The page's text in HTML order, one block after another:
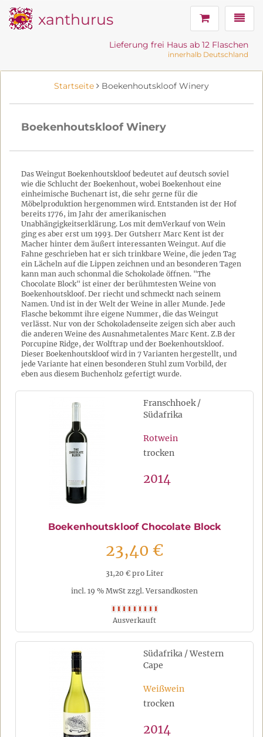
xanthurus
Lieferung frei Haus ab 12 Flaschen
innerhalb Deutschland
Startseite Boekenhoutskloof Winery
Boekenhoutskloof Winery
Das Weingut Boekenhoutskloof bedeutet auf deutsch soviel
wie die Schlucht der Boekenhout, wobei Boekenhout eine
einheimische Buchenart ist, die sehr gerne für die
Möbelproduktion hergenommen wird. Entstanden ist der Hof
bereits 1776, im Jahr der amerikanischen
Unabhängigkeitserklärung. Los mit demVerkauf von Wein
ging es aber erst um 1993. Der Gutsherr Marc Kent ist der
Macher hinter dem äußert interessanten Weingut. Auf die
Fahne geschrieben hat er sich trinkbare Weine, die jeden Tag
ein Lächeln auf die Lippen zeichnen und an besonderen Tagen
kann man auch schonmal die Schokolade öffnen. "The
Chocolate Block" ist einer der berühmtesten Weine von
Boekenhoutskloof. Der riecht und schmeckt nach seinem
Namen. Und ist in der Welt der Weine in aller Munde. Jede
Flasche bekommt ihre eigene Nummer, die das Weingut
verlässt. Nur von der Schokoladenseite zeigen sich aber auch
die anderen Weine des Ausnahmetalentes Marc Kent. Z.B der
Porcupine Ridge, der Wolftrap und der Boekenhoutskloof.
Dieser Boekenhoutskloof wird in 7 Varianten hergestellt, und
jede Variante hat einen besonderen Stuhl zum Vorbild, der
eben aus diesem Buchenholz gefertigt wurde.
Franschhoek /
Südafrika
Rotwein
trocken
2014
Boekenhoutskloof Chocolate Block
23,40 €
31,20 € pro Liter
incl. 19 % MwSt zzgl. Versandkosten
Ausverkauft
Südafrika / Western
Cape
Weißwein
trocken
2014